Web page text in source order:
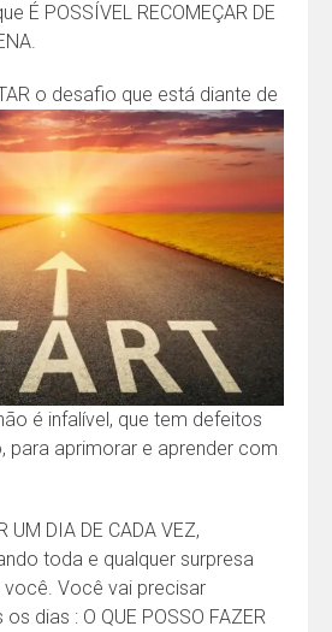
É POSSÍVEL RECOMEÇAR DE
o desafio que está diante de
é infalível, que tem defeitos
para aprimorar e aprender com
UM DIA DE CADA VEZ,
toda e qualquer surpresa
você. Você vai precisar
dias : O QUE POSSO FAZER